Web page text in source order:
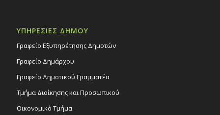
ΥΠΗΡΕΣΙΕΣ ΔΗΜΟΥ
Γραφείο Εξυπηρέτησης Δημοτών
Γραφείο Δημάρχου
Γραφείο Δημοτικού Γραμματέα
Τμήμα Διοίκησης και Προσωπικού
Οικονομικό Τμήμα